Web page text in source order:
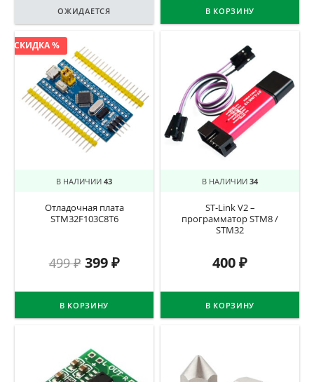
ОЖИДАЕТСЯ В КОРЗИНУ
СКИДКА %
В НАЛИЧИИ 43
Отладочная плата
STM32F103C8T6
499₽ 399₽
В КОРЗИНУ
В НАЛИЧИИ 34
ST-Link V2 –
программатор STM8 /
STM32
400₽
В КОРЗИНУ